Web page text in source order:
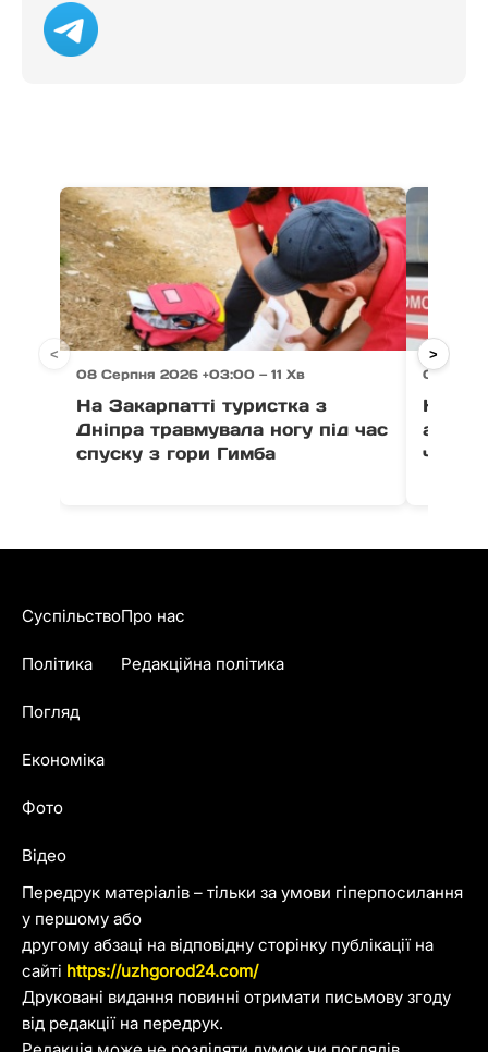
08 Серпня 2026 +03:00 — 11 Хв
На Закарпатті туристка з
Дніпра травмувала ногу під час
спуску з гори Гимба
08
На
< >
Передрук матеріалів – тільки за умови гіперпосилання
у першому або
другому абзаці на відповідну сторінку публікації на
сайті https://uzhgorod24.com/
Друковані видання повинні отримати письмову згоду
від редакції на передрук.
Суспільство
Політика
Погляд
Економіка
Фото
Відео
Про нас
Редакційна політика